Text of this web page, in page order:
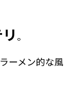
。
ーメン的な風